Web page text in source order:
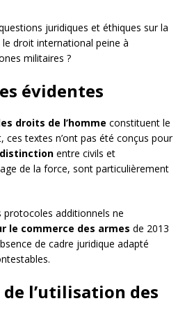
juridiques et éthiques sur la
droit international peine à
militaires ?
évidentes
droits de l’homme constituent le
ces textes n’ont pas été conçus pour
entre civils et
de la force, sont particulièrement
protocoles additionnels ne
le commerce des armes de 2013
de cadre juridique adapté
l’utilisation des